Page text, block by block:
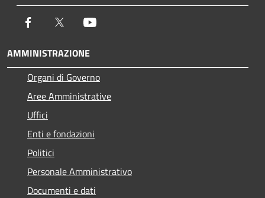
Facebook Twitter
AMMINISTRAZIONE
Organi di Governo
Aree Amministrative
Uffici
Enti e fondazioni
Politici
Personale Amministrativo
Documenti e dati